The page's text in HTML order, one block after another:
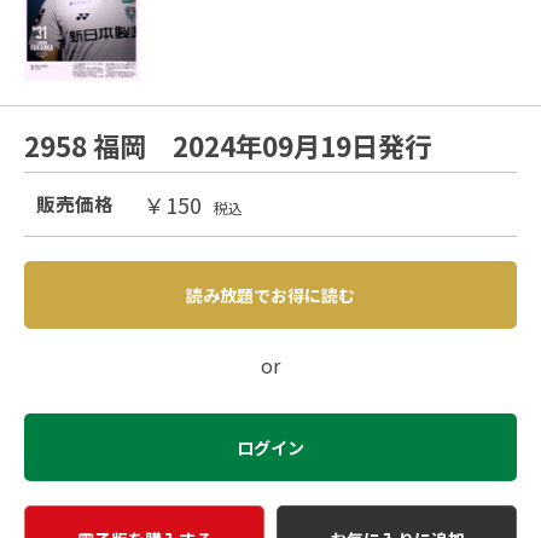
2958 福岡 2024年09月19日発行
販売価格 ￥150 税込
読み放題でお得に読む
or
ログイン